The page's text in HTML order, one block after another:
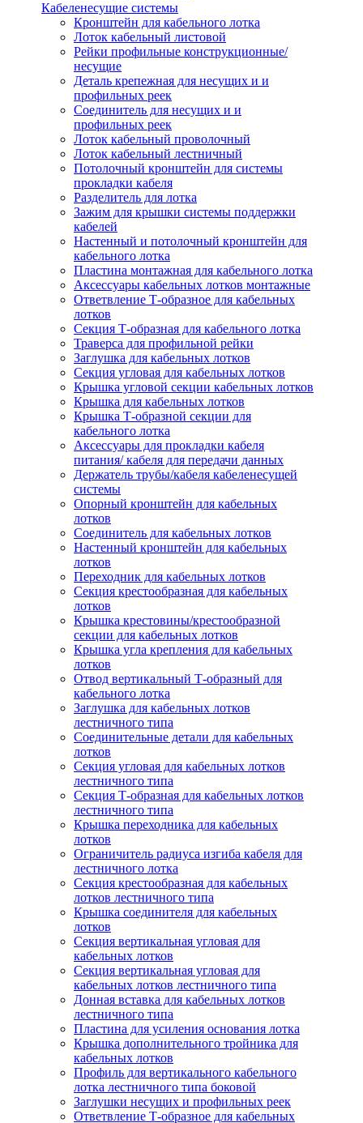
Кабеленесущие системы
Кронштейн для кабельного лотка
Лоток кабельный листовой
Рейки профильные конструкционные/
несущие
Деталь крепежная для несущих и и
профильных реек
Соединитель для несущих и и
профильных реек
Лоток кабельный проволочный
Лоток кабельный лестничный
Потолочный кронштейн для системы
прокладки кабеля
Разделитель для лотка
Зажим для крышки системы поддержки
кабелей
Настенный и потолочный кронштейн для
кабельного лотка
Пластина монтажная для кабельного лотка
Аксессуары кабельных лотков монтажные
Ответвление Т-образное для кабельных
лотков
Секция Т-образная для кабельного лотка
Траверса для профильной рейки
Заглушка для кабельных лотков
Секция угловая для кабельных лотков
Крышка угловой секции кабельных лотков
Крышка для кабельных лотков
Крышка Т-образной секции для
кабельного лотка
Аксессуары для прокладки кабеля
питания/ кабеля для передачи данных
Держатель трубы/кабеля кабеленесущей
системы
Опорный кронштейн для кабельных
лотков
Соединитель для кабельных лотков
Настенный кронштейн для кабельных
лотков
Переходник для кабельных лотков
Секция крестообразная для кабельных
лотков
Крышка крестовины/крестообразной
секции для кабельных лотков
Крышка угла крепления для кабельных
лотков
Отвод вертикальный Т-образный для
кабельного лотка
Заглушка для кабельных лотков
лестничного типа
Соединительные детали для кабельных
лотков
Секция угловая для кабельных лотков
лестничного типа
Секция Т-образная для кабельных лотков
лестничного типа
Крышка переходника для кабельных
лотков
Ограничитель радиуса изгиба кабеля для
лестничного лотка
Секция крестообразная для кабельных
лотков лестничного типа
Крышка соединителя для кабельных
лотков
Секция вертикальная угловая для
кабельных лотков
Секция вертикальная угловая для
кабельных лотков лестничного типа
Донная вставка для кабельных лотков
лестничного типа
Пластина для усиления основания лотка
Крышка дополнительного тройника для
кабельных лотков
Профиль для вертикального кабельного
лотка лестничного типа боковой
Заглушки несущих и профильных реек
Ответвление Т-образное для кабельных